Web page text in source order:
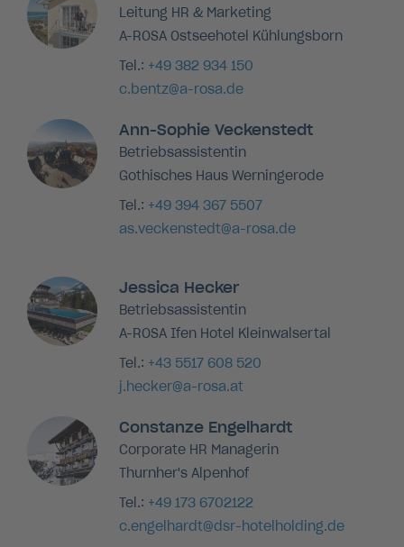
Leitung HR & Marketing
A-ROSA Ostseehotel Kühlungsborn
Tel.: +49 382 934 150
c.bentz@a-rosa.de
Ann-Sophie Veckenstedt
Betriebsassistentin
Gothisches Haus Werningerode
Tel.: +49 394 367 5507
as.veckenstedt@a-rosa.de
Jessica Hecker
Betriebsassistentin
A-ROSA Ifen Hotel Kleinwalsertal
Tel.: +43 5517 608 520
j.hecker@a-rosa.at
Constanze Engelhardt
Corporate HR Managerin
Thurnher's Alpenhof
Tel.: +49 173 6702122
c.engelhardt@dsr-hotelholding.de